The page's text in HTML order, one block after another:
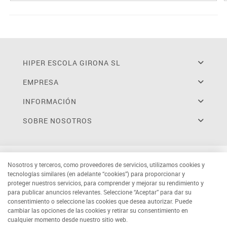
HIPER ESCOLA GIRONA SL
EMPRESA
INFORMACIÓN
SOBRE NOSOTROS
Nosotros y terceros, como proveedores de servicios, utilizamos cookies y
tecnologías similares (en adelante “cookies”) para proporcionar y
proteger nuestros servicios, para comprender y mejorar su rendimiento y
para publicar anuncios relevantes. Seleccione “Aceptar” para dar su
consentimiento o seleccione las cookies que desea autorizar. Puede
cambiar las opciones de las cookies y retirar su consentimiento en
cualquier momento desde nuestro sitio web.